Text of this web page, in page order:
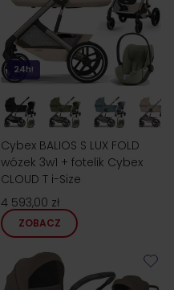
24h!
Cybex BALIOS S LUX FOLD
wózek 3w1 + fotelik Cybex
CLOUD T i-Size
4 593,00 zł
ZOBACZ